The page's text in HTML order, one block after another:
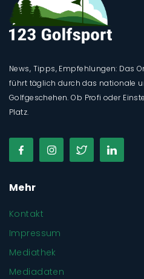
News, Tipps, Empfehlungen: Das
führt täglich durch das nationale
Golfgeschehen. Ob Profi oder
Platz.
Mehr
Kontakt
Impressum
Mediathek
Mediadaten